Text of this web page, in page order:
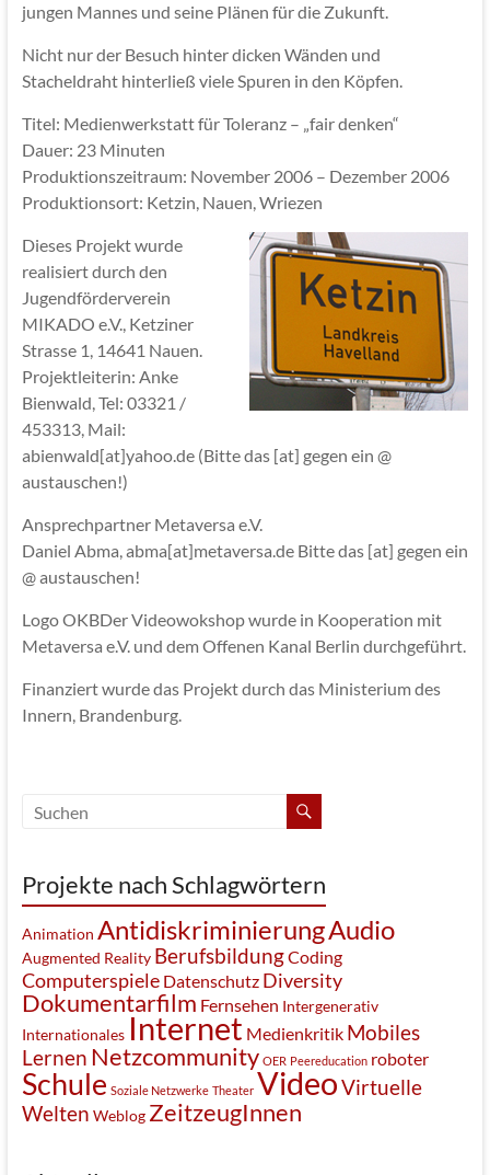
jungen Mannes und seine Plänen für die Zukunft.
Nicht nur der Besuch hinter dicken Wänden und
Stacheldraht hinterließ viele Spuren in den Köpfen.
Titel: Medienwerkstatt für Toleranz – „fair denken“
Dauer: 23 Minuten
Produktionszeitraum: November 2006 – Dezember 2006
Produktionsort: Ketzin, Nauen, Wriezen
Dieses Projekt wurde
realisiert durch den
Jugendförderverein
MIKADO e.V., Ketziner
Strasse 1, 14641 Nauen.
Projektleiterin: Anke
Bienwald, Tel: 03321 /
453313, Mail:
abienwald[at]yahoo.de (Bitte das [at] gegen ein @
austauschen!)
Ansprechpartner Metaversa e.V.
Daniel Abma, abma[at]metaversa.de Bitte das [at] gegen ein
@ austauschen!
Logo OKBDer Videowokshop wurde in Kooperation mit
Metaversa e.V. und dem Offenen Kanal Berlin durchgeführt.
Finanziert wurde das Projekt durch das Ministerium des
Innern, Brandenburg.
Projekte nach Schlagwörtern
Animation AntidiskriminierungAudio
Augmented Reality BerufsbildungCoding
Computerspiele Datenschutz Diversity
Dokumentarfilm Fernsehen Intergenerativ
Internationales Internet Medienkritik Mobiles
Lernen Netzcommunity OER Peereducation roboter
Schule Soziale Netzwerke Theater VideoVirtuelle
Welten Weblog ZeitzeugInnen